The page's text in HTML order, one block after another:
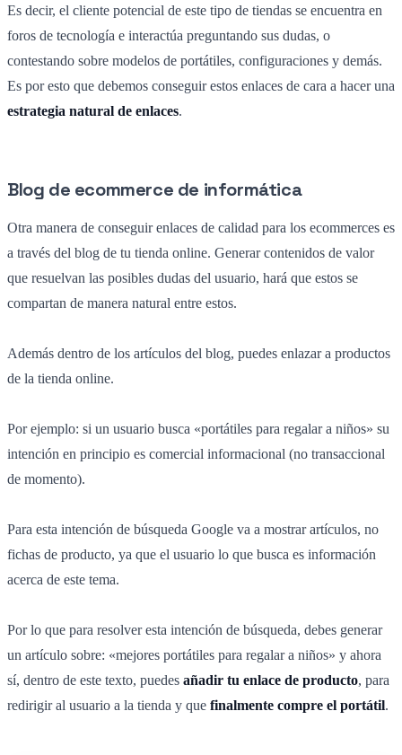
Es decir, el cliente potencial de este tipo de tiendas se encuentra en
foros de tecnología e interactúa preguntando sus dudas, o
contestando sobre modelos de portátiles, configuraciones y demás.
Es por esto que debemos conseguir estos enlaces de cara a hacer una
estrategia natural de enlaces.
Blog de ecommerce de informática
Otra manera de conseguir enlaces de calidad para los ecommerces es
a través del blog de tu tienda online. Generar contenidos de valor
que resuelvan las posibles dudas del usuario, hará que estos se
compartan de manera natural entre estos.
Además dentro de los artículos del blog, puedes enlazar a productos
de la tienda online.
Por ejemplo: si un usuario busca «portátiles para regalar a niños» su
intención en principio es comercial informacional (no transaccional
de momento).
Para esta intención de búsqueda Google va a mostrar artículos, no
fichas de producto, ya que el usuario lo que busca es información
acerca de este tema.
Por lo que para resolver esta intención de búsqueda, debes generar
un artículo sobre: «mejores portátiles para regalar a niños» y ahora
sí, dentro de este texto, puedes añadir tu enlace de producto, para
redirigir al usuario a la tienda y que finalmente compre el portátil.